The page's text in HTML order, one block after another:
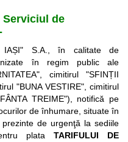
Serviciul de
IAȘI" S.A., în calitate de
în regim public ale
cimitirul "SFINȚII
"BUNA VESTIRE", cimitirul
TREIME"), notifică pe
de înhumare, situate în
de urgenţă la sediile
plata TARIFULUI DE